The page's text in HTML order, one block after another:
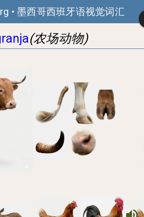
• 墨西哥西班牙语视觉词汇
(农场动物)